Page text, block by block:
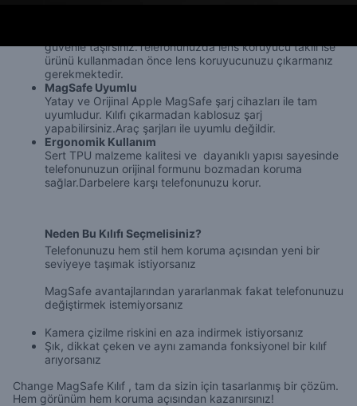
güvenle taşırsınız.Telefonunuzda lens koruyucu takılı ise
ürünü kullanmadan önce lens koruyucunuzu çıkarmanız
gerekmektedir.
MagSafe Uyumlu
Yatay ve Orijinal Apple MagSafe şarj cihazları ile tam
uyumludur. Kılıfı çıkarmadan kablosuz şarj
yapabilirsiniz.Araç şarjları ile uyumlu değildir.
Ergonomik Kullanım
Sert TPU malzeme kalitesi ve dayanıklı yapısı sayesinde
telefonunuzun orijinal formunu bozmadan koruma
sağlar.Darbelere karşı telefonunuzu korur.
Neden Bu Kılıfı Seçmelisiniz?
Telefonunuzu hem stil hem koruma açısından yeni bir
seviyeye taşımak istiyorsanız
MagSafe avantajlarından yararlanmak fakat telefonunuzu
değiştirmek istemiyorsanız
Kamera çizilme riskini en aza indirmek istiyorsanız
Şık, dikkat çeken ve aynı zamanda fonksiyonel bir kılıf
arıyorsanız
Change MagSafe Kılıf , tam da sizin için tasarlanmış bir çözüm.
Hem görünüm hem koruma açısından kazanırsınız!